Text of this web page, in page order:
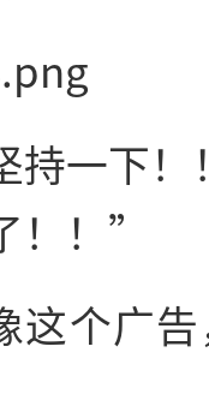
持一下！
！！”
这个广